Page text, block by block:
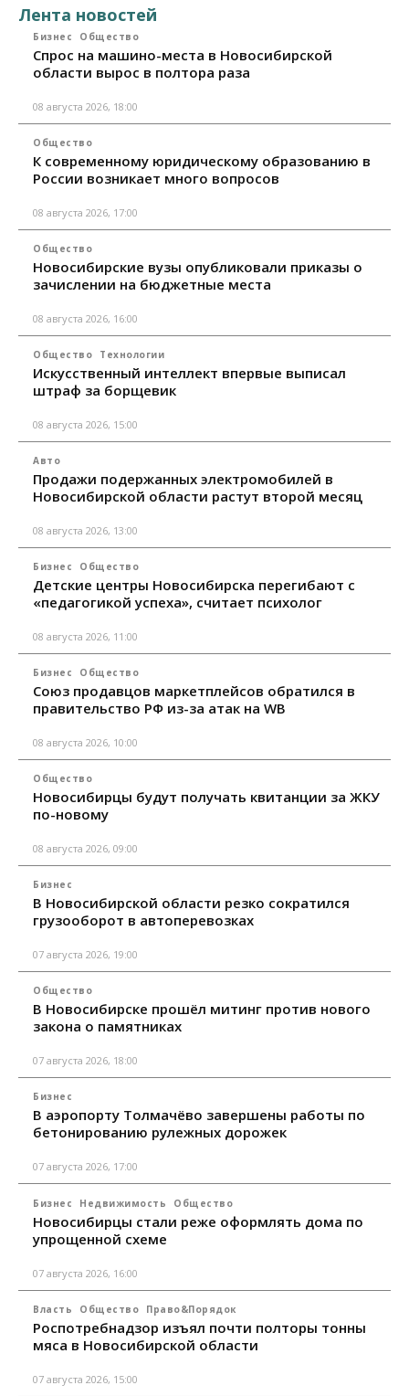
Лента новостей
Бизнес Общество
Спрос на машино-места в Новосибирской
области вырос в полтора раза
08 августа 2026, 18:00
Общество
К современному юридическому образованию в
России возникает много вопросов
08 августа 2026, 17:00
Общество
Новосибирские вузы опубликовали приказы о
зачислении на бюджетные места
08 августа 2026, 16:00
Общество Технологии
Искусственный интеллект впервые выписал
штраф за борщевик
08 августа 2026, 15:00
Авто
Продажи подержанных электромобилей в
Новосибирской области растут второй месяц
08 августа 2026, 13:00
Бизнес Общество
Детские центры Новосибирска перегибают с
«педагогикой успеха», считает психолог
08 августа 2026, 11:00
Бизнес Общество
Союз продавцов маркетплейсов обратился в
правительство РФ из-за атак на WB
08 августа 2026, 10:00
Общество
Новосибирцы будут получать квитанции за ЖКУ
по-новому
08 августа 2026, 09:00
Бизнес
В Новосибирской области резко сократился
грузооборот в автоперевозках
07 августа 2026, 19:00
Общество
В Новосибирске прошёл митинг против нового
закона о памятниках
07 августа 2026, 18:00
Бизнес
В аэропорту Толмачёво завершены работы по
бетонированию рулежных дорожек
07 августа 2026, 17:00
Бизнес Недвижимость Общество
Новосибирцы стали реже оформлять дома по
упрощенной схеме
07 августа 2026, 16:00
Власть Общество Право&Порядок
Роспотребнадзор изъял почти полторы тонны
мяса в Новосибирской области
07 августа 2026, 15:00